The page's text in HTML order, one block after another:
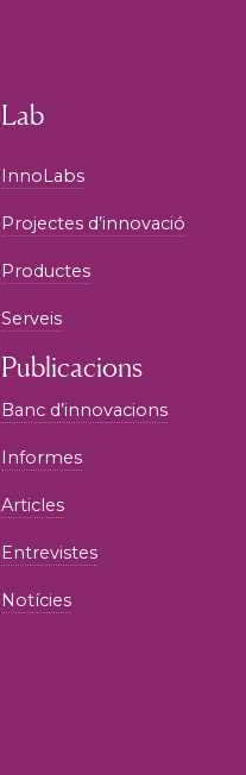
Lab
InnoLabs
Projectes d’innovació
Productes
Serveis
Publicacions
Banc d’innovacions
Informes
Articles
Entrevistes
Notícies